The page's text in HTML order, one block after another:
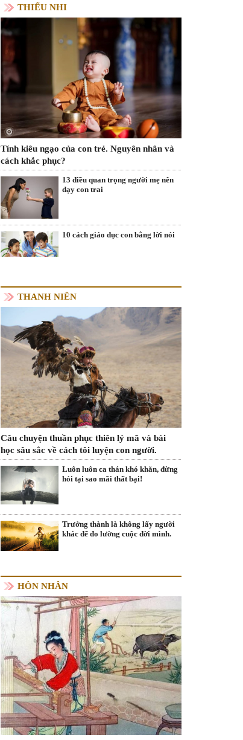
THIẾU NHI
Tính kiêu ngạo của con trẻ. Nguyên nhân và
cách khắc phục?
13 điều quan trọng người mẹ nên
dạy con trai
10 cách giáo dục con bằng lời nói
THANH NIÊN
Câu chuyện thuần phục thiên lý mã và bài
học sâu sắc về cách tôi luyện con người.
Luôn luôn ca thán khó khăn, đừng
hỏi tại sao mãi thất bại!
Trưởng thành là không lấy người
khác để đo lường cuộc đời mình.
HÔN NHÂN